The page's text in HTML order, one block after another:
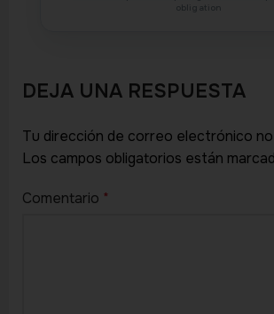
DEJA UNA RESPUESTA
Tu dirección de correo electrónico no
Los campos obligatorios están
Comentario *